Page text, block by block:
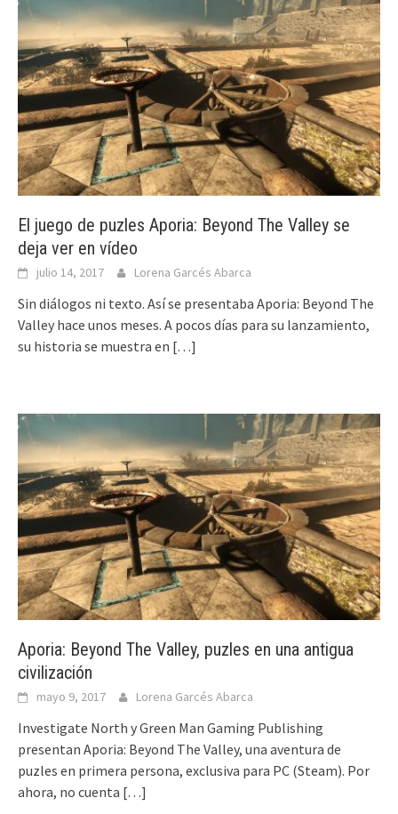
El juego de puzles Aporia: Beyond The Valley se
deja ver en vídeo
julio 14, 2017 Lorena Garcés Abarca
Sin diálogos ni texto. Así se presentaba Aporia: Beyond The
Valley hace unos meses. A pocos días para su lanzamiento,
su historia se muestra en […]
Aporia: Beyond The Valley, puzles en una antigua
civilización
mayo 9, 2017 Lorena Garcés Abarca
Investigate North y Green Man Gaming Publishing
presentan Aporia: Beyond The Valley, una aventura de
puzles en primera persona, exclusiva para PC (Steam). Por
ahora, no cuenta […]